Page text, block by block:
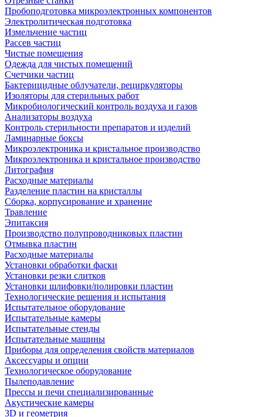
Пробоподготовка микроэлектронных компонентов
Электролитическая подготовка
Измельчение частиц
Рассев частиц
Чистые помещения
Одежда для чистых помещений
Счетчики частиц
Бактерицидные облучатели, рециркуляторы
Изоляторы для стерильных работ
Микробиологический контроль воздуха и газов
Анализаторы воздуха
Контроль стерильности препаратов и изделий
Ламинарные боксы
Микроэлектроника и кристальное производство
Микроэлектроника и кристальное производство
Литография
Расходные материалы
Разделение пластин на кристаллы
Сборка, корпусирование и хранение
Травление
Эпитаксия
Производство полупроводниковых пластин
Отмывка пластин
Расходные материалы
Установки обработки фаски
Установки резки слитков
Установки шлифовки/полировки пластин
Технологические решения и испытания
Испытательное оборудование
Испытательные камеры
Испытательные стенды
Испытательные машины
Приборы для определения свойств материалов
Аксессуары и опции
Технологическое оборудование
Пылеподавление
Прессы и печи специализированные
Акустические камеры
3D и геометрия